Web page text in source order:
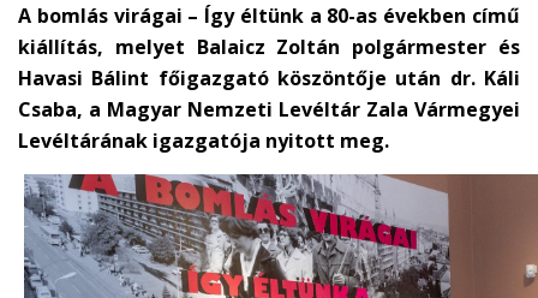
A bomlás virágai – Így éltünk a 80-as években című
kiállítás, melyet Balaicz Zoltán polgármester és
Havasi Bálint főigazgató köszöntője után dr. Káli
Csaba, a Magyar Nemzeti Levéltár Zala Vármegyei
Levéltárának igazgatója nyitott meg.